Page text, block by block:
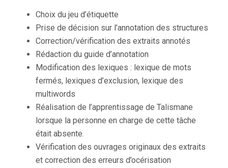
Choix du jeu d’étiquette
Prise de décision sur l’annotation des structures
Correction/vérification des extraits annotés
Rédaction du guide d’annotation
Modification des lexiques : lexique de mots
fermés, lexiques d’exclusion, lexique des
multiwords
Réalisation de l’apprentissage de Talismane
lorsque la personne en charge de cette tâche
était absente.
Vérification des ouvrages originaux des extraits
et correction des erreurs d’océrisation